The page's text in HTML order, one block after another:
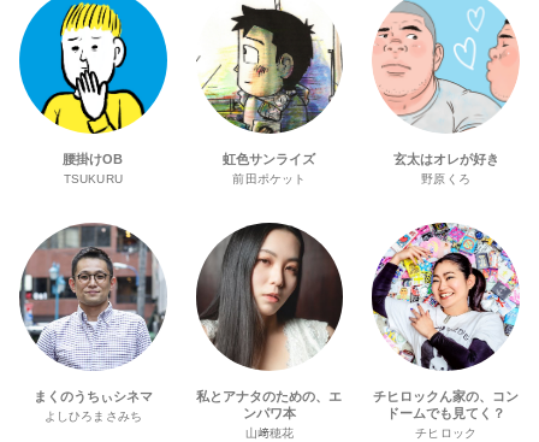
腰掛けOB
TSUKURU
虹色サンライズ
前田ポケット
玄太はオレが好き
野原くろ
まくのうちぃシネマ
よしひろまさみち
私とアナタのための、エ
ンパワ本
山﨑穂花
チヒロックん家の、コン
ドームでも見てく？
チヒロック